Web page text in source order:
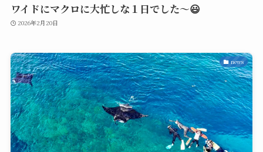
ワイドにマクロに大忙しな１日でした〜😃
2026年2月20日
news